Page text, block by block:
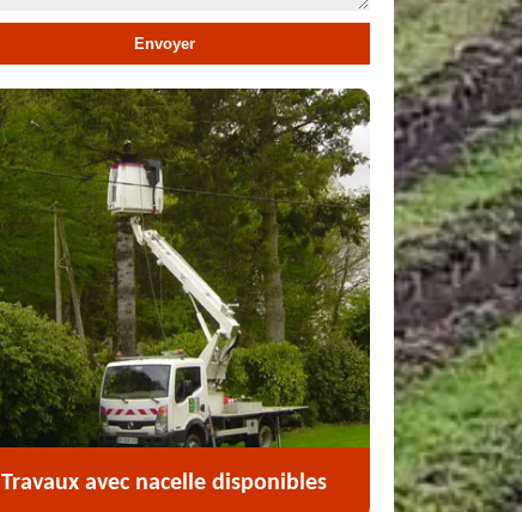
Travaux avec nacelle disponibles